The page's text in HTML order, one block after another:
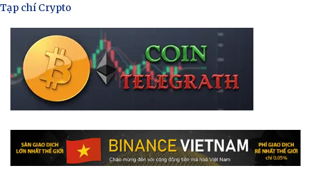
Skip
content
Tạp chí Crypto
Tạp Chí Tiền Mã Hóa